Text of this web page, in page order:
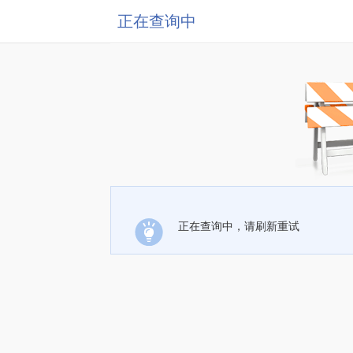
正在查询中
正在查询中，请刷新重试